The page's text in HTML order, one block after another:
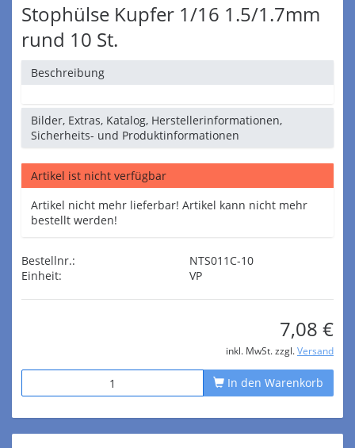
Stophülse Kupfer 1/16 1.5/1.7mm
rund 10 St.
Beschreibung
Bilder, Extras, Katalog, Herstellerinformationen,
Sicherheits- und Produktinformationen
Artikel ist nicht verfügbar
Artikel nicht mehr lieferbar! Artikel kann nicht mehr
bestellt werden!
Bestellnr.:
NTS011C-10
Einheit:
VP
7,08 €
inkl. MwSt. zzgl. Versand
In den Warenkorb